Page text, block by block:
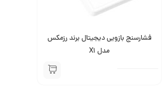
فشارسنج بازویی دیجیتال برند رزمکس
مدل X1